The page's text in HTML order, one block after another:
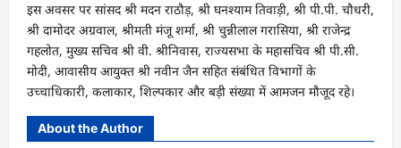
इस अवसर पर सांसद श्री मदन राठौड़, श्री घनश्याम तिवाड़ी, श्री पी.पी. चौधरी,
श्री दामोदर अग्रवाल, श्रीमती मंजू शर्मा, श्री चुन्नीलाल गरासिया, श्री राजेन्द्र
गहलोत, मुख्य सचिव श्री वी. श्रीनिवास, राज्यसभा के महासचिव श्री पी.सी.
मोदी, आवासीय आयुक्त श्री नवीन जैन सहित संबंधित विभागों के
उच्चाधिकारी, कलाकार, शिल्पकार और बड़ी संख्या में आमजन मौजूद रहे।
About the Author